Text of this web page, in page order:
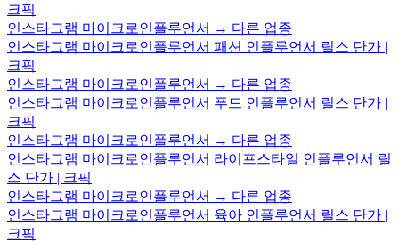
크픽
인스타그램 마이크로인플루언서 → 다른 업종
인스타그램 마이크로인플루언서 패션 인플루언서 릴스 단가 |
크픽
인스타그램 마이크로인플루언서 → 다른 업종
인스타그램 마이크로인플루언서 푸드 인플루언서 릴스 단가 |
크픽
인스타그램 마이크로인플루언서 → 다른 업종
인스타그램 마이크로인플루언서 라이프스타일 인플루언서 릴
스 단가 | 크픽
인스타그램 마이크로인플루언서 → 다른 업종
인스타그램 마이크로인플루언서 육아 인플루언서 릴스 단가 |
크픽